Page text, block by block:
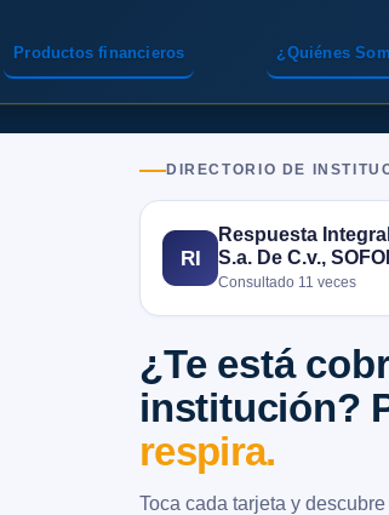
Productos financieros ¿Quiénes
DIRECTORIO DE
RI
Respuesta
S.a. De C.v.,
Consultado 11 veces
¿Te está
institución?
respira.
Toca cada tarjeta y